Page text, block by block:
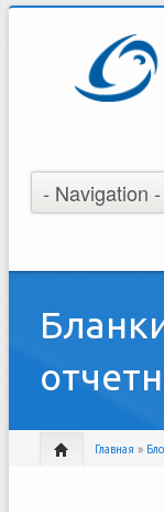
Главная »